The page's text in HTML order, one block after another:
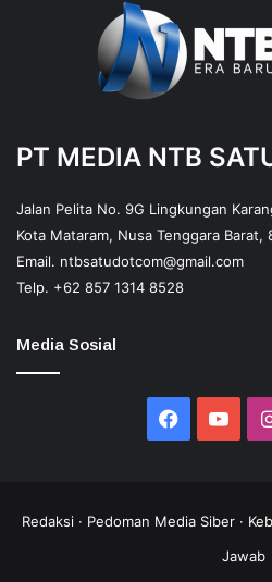
PT MEDIA NTB
Jalan Pelita No. 9G Lingkungan
Kota Mataram, Nusa Tenggara Barat,
Email. ntbsatudotcom@gmail.com
Telp. +62 857 1314 8528
Media Sosial
Facebook
Redaksi · Pedoman Media Siber ·
Jawab